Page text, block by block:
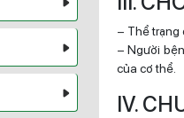
– Thể trạng
– Người
của cơ thể.
IV.